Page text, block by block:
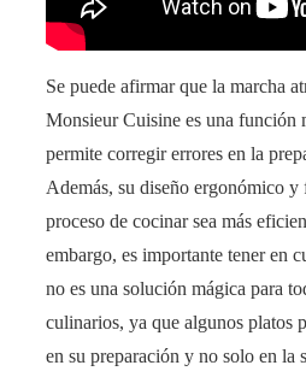
Se puede afirmar que la marcha
Monsieur Cuisine es una función
permite corregir errores en la
Además, su diseño ergonómico y
proceso de cocinar sea más
embargo, es importante tener en
no es una solución mágica para
culinarios, ya que algunos platos
en su preparación y no solo en la